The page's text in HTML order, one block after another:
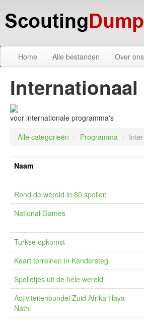
Home Alle bestanden Over ons
Internationaal
voor internationale programma's
Alle categorieën / Programma /
Naam
Rond de wereld in 80 spellen
National Games
Turkse opkomst
Kaart terreinen in Kandersteg
Spelletjes uit de hele wereld
Activiteitenbundel Zuid Afrika Haya
Nathi